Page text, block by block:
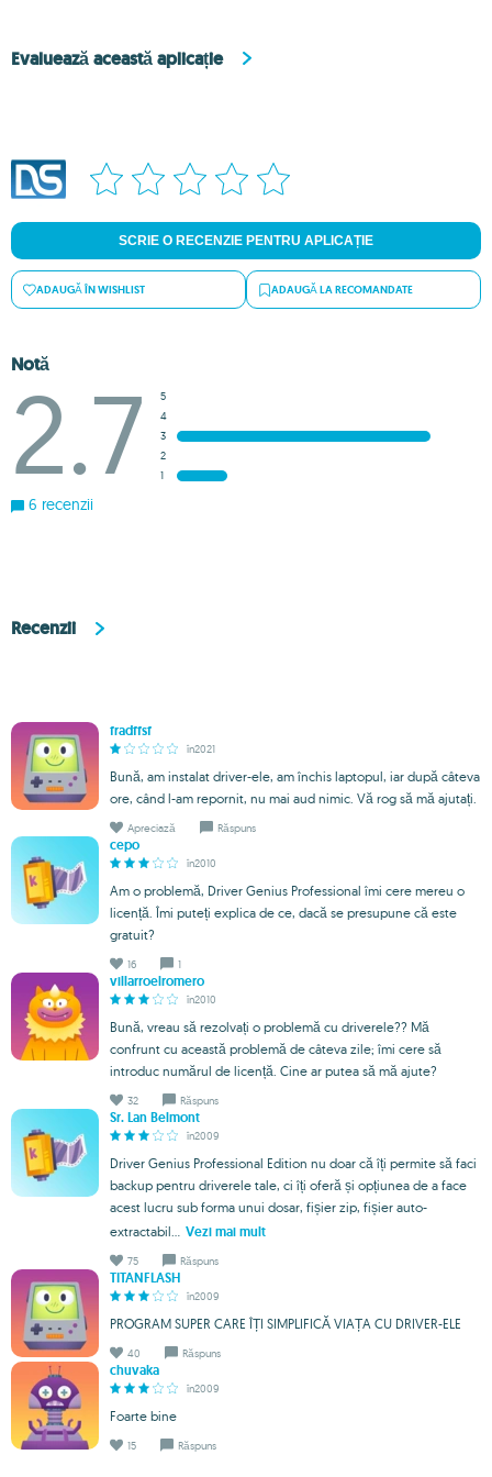
Evaluează această aplicație
SCRIE O RECENZIE PENTRU APLICAȚIE
ADAUGĂ ÎN WISHLIST ADAUGĂ LA RECOMANDATE
Notă
2.7
5
4
3
2
1
6 recenzii
Recenzii
fradffsf
în2021
Bună, am instalat driver-ele, am închis laptopul, iar după câteva
ore, când l-am repornit, nu mai aud nimic. Vă rog să mă ajutați.
Apreciază Răspuns
cepo
în2010
Am o problemă, Driver Genius Professional îmi cere mereu o
licență. Îmi puteți explica de ce, dacă se presupune că este
gratuit?
16 1
villarroelromero
în2010
Bună, vreau să rezolvați o problemă cu driverele?? Mă
confrunt cu această problemă de câteva zile; îmi cere să
introduc numărul de licență. Cine ar putea să mă ajute?
32 Răspuns
Sr. Lan Belmont
în2009
Driver Genius Professional Edition nu doar că îți permite să faci
backup pentru driverele tale, ci îți oferă și opțiunea de a face
acest lucru sub forma unui dosar, fișier zip, fișier auto-
extractabil...
Vezi mai mult
75 Răspuns
TITANFLASH
în2009
PROGRAM SUPER CARE ÎȚI SIMPLIFICĂ VIAȚA CU DRIVER-ELE
40 Răspuns
chuvaka
în2009
Foarte bine
15 Răspuns